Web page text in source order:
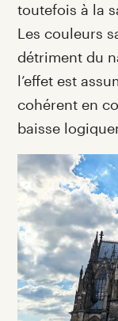
toutefois à la
Les couleurs
détriment du
l’effet est
cohérent en
baisse